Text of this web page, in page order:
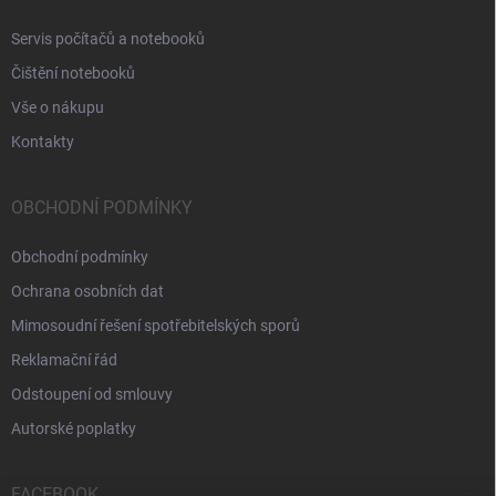
Servis počítačů a notebooků
Čištění notebooků
Vše o nákupu
Kontakty
OBCHODNÍ PODMÍNKY
Obchodní podmínky
Ochrana osobních dat
Mimosoudní řešení spotřebitelských sporů
Reklamační řád
Odstoupení od smlouvy
Autorské poplatky